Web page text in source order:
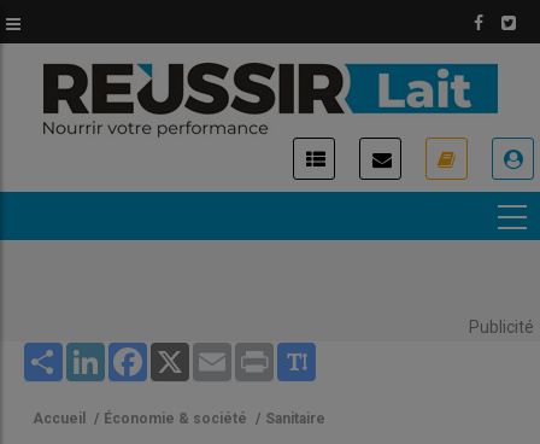
au
contenu
principal
Publicité
Share LinkedInFacebook
X Email Print
Accueil / Économie & société / Sanitaire